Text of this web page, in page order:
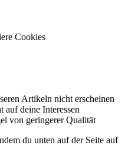
Cookies
Artikeln nicht erscheinen
auf deine Interessen
von geringerer Qualität
du unten auf der Seite auf